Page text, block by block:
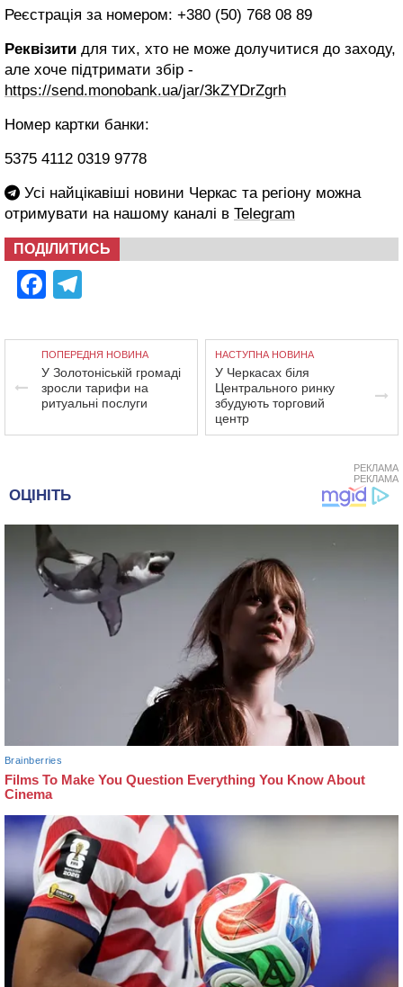
Реєстрація за номером: +380 (50) 768 08 89
Реквізити для тих, хто не може долучитися до заходу,
але хоче підтримати збір -
https://send.monobank.ua/jar/3kZYDrZgrh
Номер картки банки:
5375 4112 0319 9778
Усі найцікавіші новини Черкас та регіону можна
отримувати на нашому каналі в Telegram
ПОДІЛИТИСЬ
Facebook
ПОПЕРЕДНЯ НОВИНА
У Золотоніській громаді
зросли тарифи на
ритуальні послуги
НАСТУПНА НОВИНА
У Черкасах біля
Центрального ринку
збудують торговий
центр
РЕКЛАМА
РЕКЛАМА